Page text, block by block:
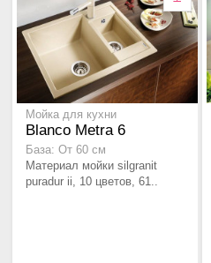
Мойка для кухни
Blanco Metra 6
База: От 60 см
Материал мойки silgranit
puradur ii, 10 цветов, 61..